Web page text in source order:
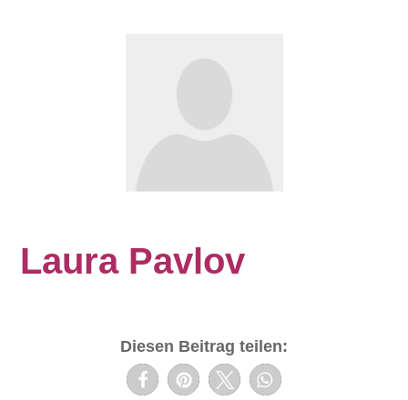
Laura Pavlov
Diesen Beitrag teilen: